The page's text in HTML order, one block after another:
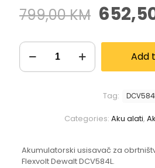
799,00KM
Add
Categories: Aku alati,
Tag:
Akumulatorski usisavač za
Flexvolt Dewalt DCV584L.